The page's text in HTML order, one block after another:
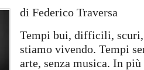
di Federico Traversa
Tempi bui, difficili,
stiamo vivendo. Tempi
arte, senza musica. In